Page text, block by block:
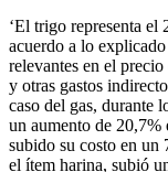
‘El trigo representa el
acuerdo a lo
relevantes en el
y otras gastos
caso del gas, durante
un aumento de 20,7%
subido su costo en un
el ítem harina, subió